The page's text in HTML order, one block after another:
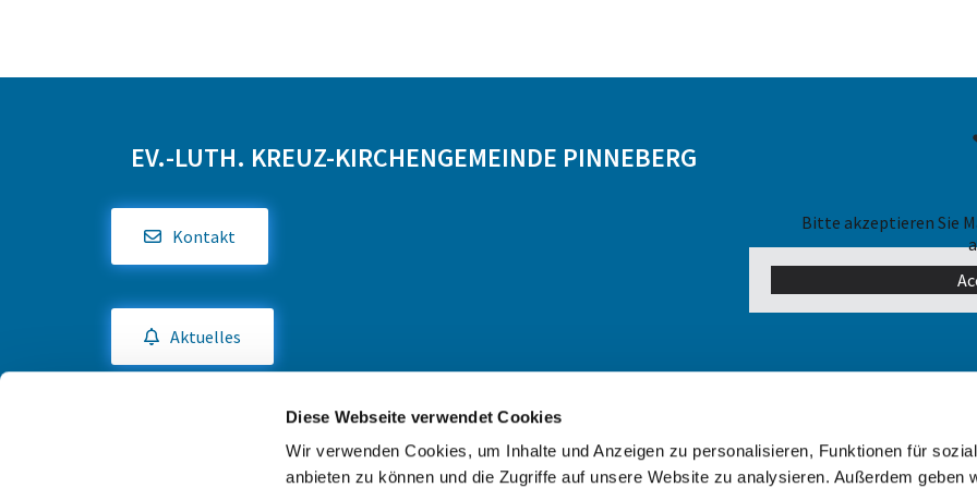
Diese Webseite verwendet Cookies
Wir verwenden Cookies, um Inhalte und Anzeigen zu personalisieren, Funktionen für
anbieten zu können und die Zugriffe auf unsere Website zu analysieren. Außerdem geben
EV.-LUTH. KREUZ-KIRCHENGEMEINDE PINNEBERG
Kontakt
Aktuelles
Bitte akzeptieren Sie
25421 Pinneberg
Tel.:04101 62896